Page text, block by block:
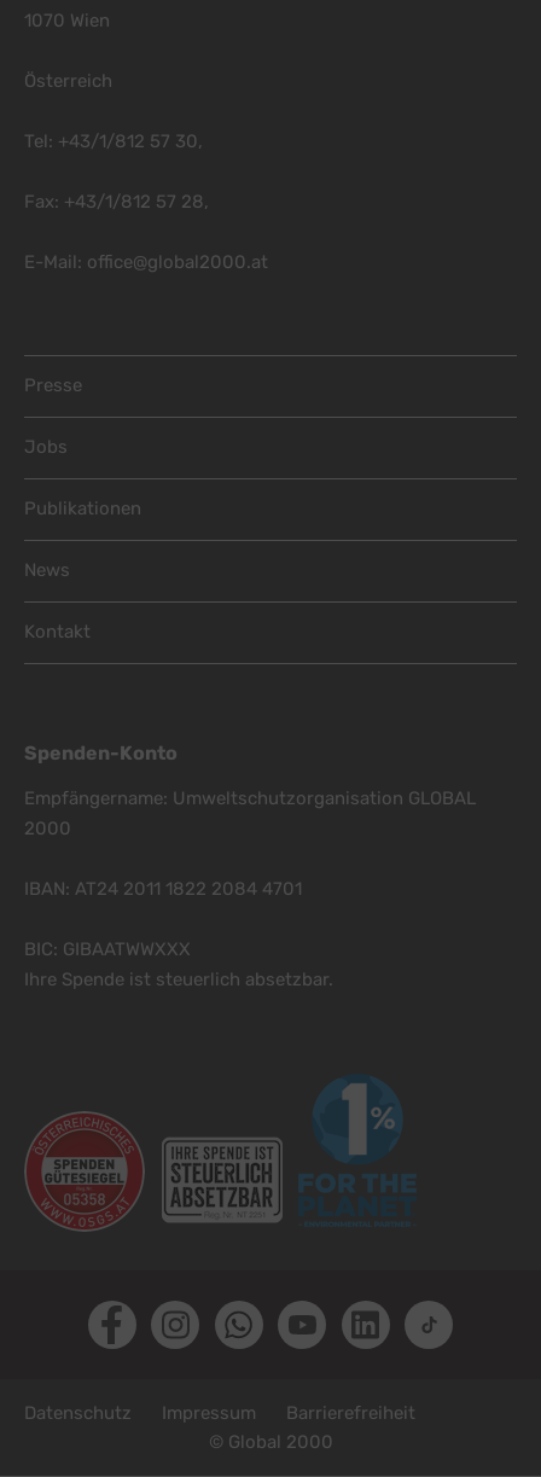
1070 Wien
Österreich
Tel: +43/1/812 57 30,
Fax: +43/1/812 57 28,
E-Mail: office@global2000.at
Presse
Jobs
Publikationen
News
Kontakt
Spenden-Konto
Empfängername: Umweltschutzorganisation GLOBAL
2000
IBAN: AT24 2011 1822 2084 4701
BIC: GIBAATWWXXX
Ihre Spende ist steuerlich absetzbar.
Datenschutz Impressum
Barrierefreiheit
© Global 2000